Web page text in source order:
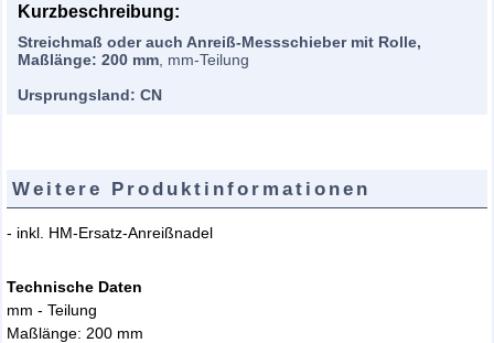
Kurzbeschreibung:
Streichmaß oder auch Anreiß-Messschieber mit Rolle,
Maßlänge: 200 mm , mm-Teilung
Ursprungsland: CN
Weitere Produktinformationen
- inkl. HM-Ersatz-Anreißnadel
Technische Daten
mm - Teilung
Maßlänge: 200 mm